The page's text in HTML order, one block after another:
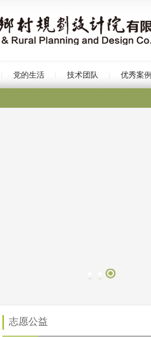
党的生活 技术团队 优秀案例
志愿公益